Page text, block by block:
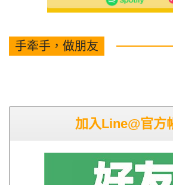
手牽手，做朋友
加入Line@官方